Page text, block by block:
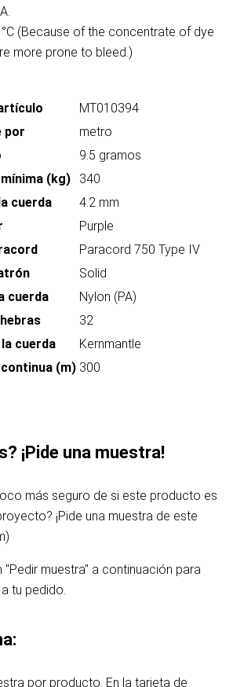
(Because of the concentrate of dye
more prone to bleed.)
MT010394
por
metro
9.5 gramos
(kg)
340
cuerda
4.2 mm
Purple
Paracord 750 Type IV
Solid
cuerda
Nylon (PA)
32
cuerda
Kernmantle
(m) 300
¡Pide una muestra!
más seguro de si este producto es
¡Pide una muestra de este
"Pedir muestra" a continuación para
tu pedido.
por producto. En la tarjeta de